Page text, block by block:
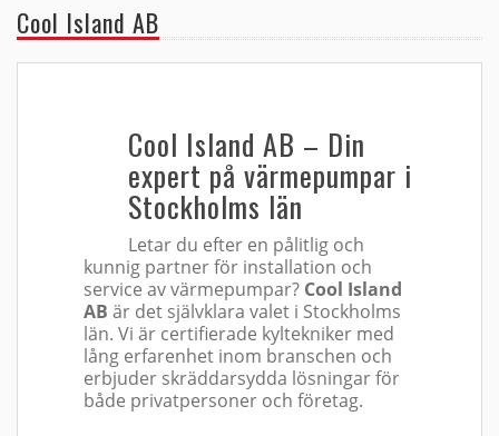
Cool Island AB
Cool Island AB – Din
expert på värmepumpar i
Stockholms län
Letar du efter en pålitlig och
kunnig partner för installation och
service av värmepumpar? Cool Island
AB är det självklara valet i Stockholms
län. Vi är certifierade kyltekniker med
lång erfarenhet inom branschen och
erbjuder skräddarsydda lösningar för
både privatpersoner och företag.